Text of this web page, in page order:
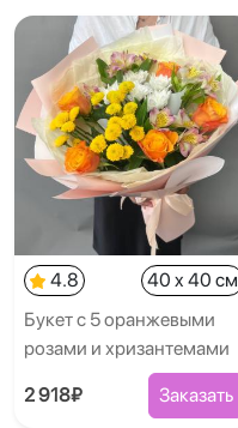
4.8
40 x 40 см
Букет с 5 оранжевыми
розами и хризантемами
2 918₽ Заказать